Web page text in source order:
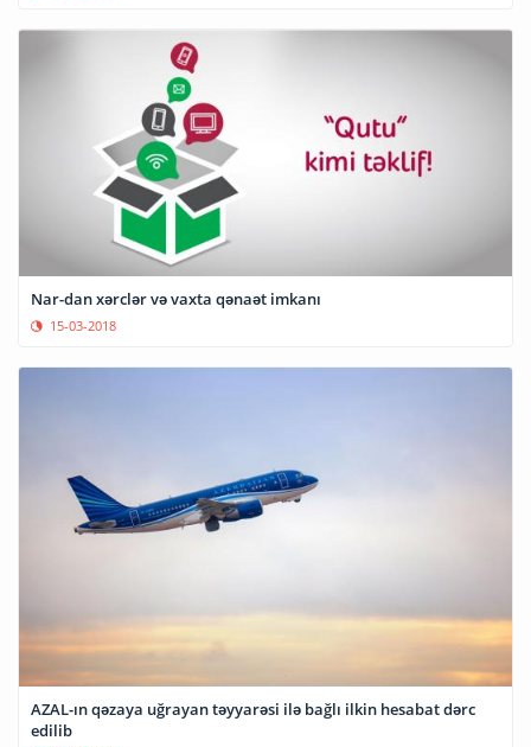
Nar-dan xərclər və vaxta qənaət imkanı
15-03-2018
AZAL-ın qəzaya uğrayan təyyarəsi ilə bağlı ilkin hesabat dərc
edilib